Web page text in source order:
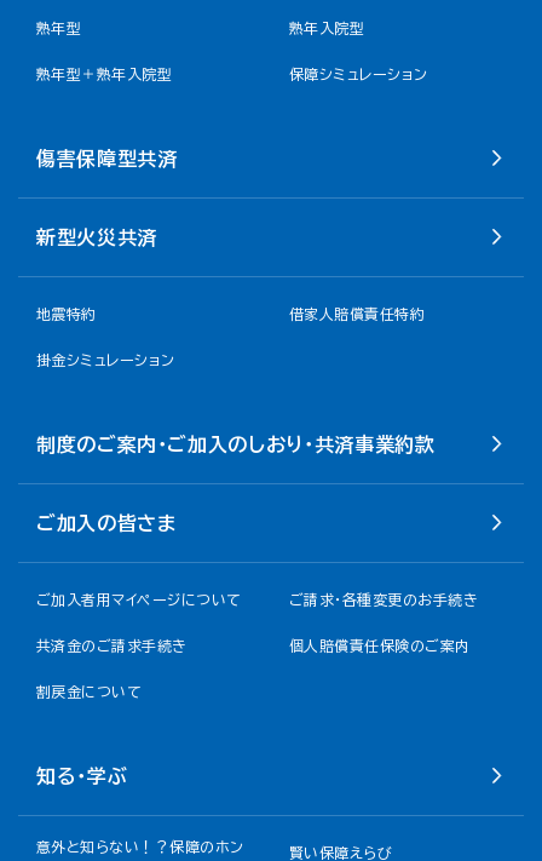
熟年型 熟年入院型
熟年型＋熟年入院型 保障シミュレーション
傷害保障型共済
新型火災共済
地震特約 借家人賠償責任特約
掛金シミュレーション
制度のご案内・ご加入のしおり・共済事業約款
ご加入の皆さま
ご加入者用マイページについて ご請求・各種変更のお手続き
共済金のご請求手続き 個人賠償責任保険のご案内
割戻金について​
知る・学ぶ
意外と知らない！？保障のホン
賢い保障えらび